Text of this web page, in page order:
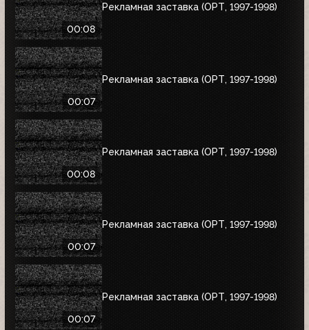
00:08
Рекламная заставка (ОРТ, 1997-1998)
00:07
Рекламная заставка (ОРТ, 1997-1998)
00:08
Рекламная заставка (ОРТ, 1997-1998)
00:07
Рекламная заставка (ОРТ, 1997-1998)
00:07
Рекламная заставка (ОРТ, 1997-1998)